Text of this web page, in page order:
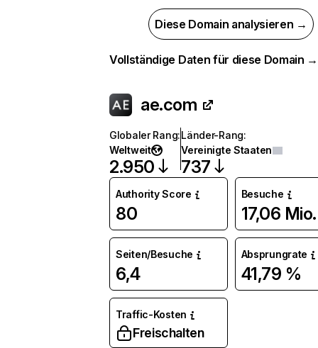
Diese Domain analysieren →
Vollständige Daten für diese Domain →
ae.com
Globaler Rang:
Weltweit
2.950
Länder-Rang:
Vereinigte Staaten
737
Authority Score
80
Besuche
17,06 Mio.
Seiten/Besuche
6,4
Absprungrate
41,79 %
Traffic-Kosten
Freischalten